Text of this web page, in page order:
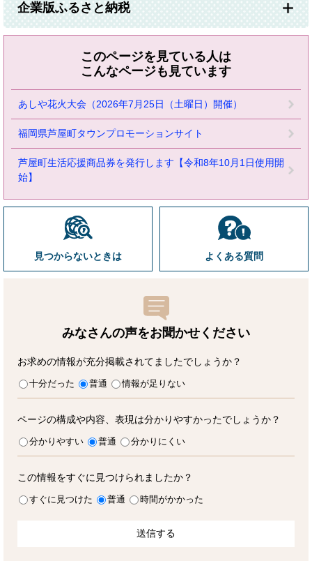
企業版ふるさと納税
このページを見ている人は
こんなページも見ています
あしや花火大会（2026年7月25日（土曜日）開催）
福岡県芦屋町タウンプロモーションサイト
芦屋町生活応援商品券を発行します【令和8年10月1日使用開
始】
見つからないときは よくある質問
みなさんの声をお聞かせ ください
お求めの情報が充分掲載されてましたでしょうか？
十分だった 普通 情報が足りない
ページの構成や内容、表現は分かりやすかったでしょうか？
分かりやすい 普通 分かりにくい
この情報をすぐに見つけられましたか？
すぐに見つけた 普通 時間がかかった